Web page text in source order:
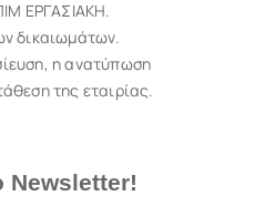
ΕΡΓΑΣΙΑΚΗ.
δικαιωμάτων.
η ανατύπωση
της εταιρίας.
Newsletter!